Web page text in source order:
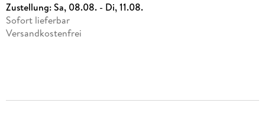
Zustellung:Sa, 08.08. - Di, 11.08.
Sofort lieferbar
Versandkostenfrei